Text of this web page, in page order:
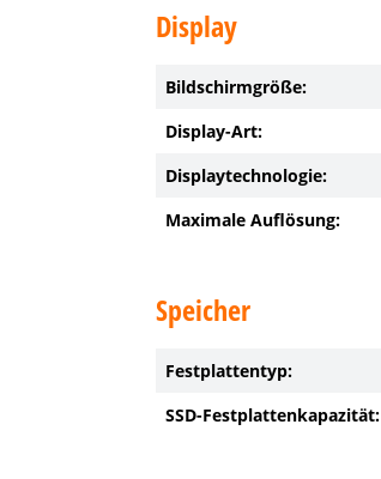
Display
Bildschirmgröße:
Display-Art:
Displaytechnologie:
Maximale Auflösung:
Speicher
Festplattentyp:
SSD-Festplattenkapazität: